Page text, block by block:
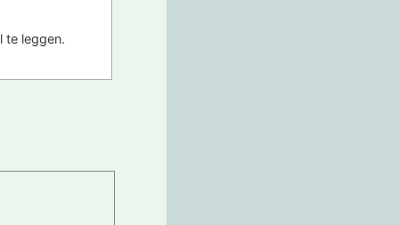
te leggen.